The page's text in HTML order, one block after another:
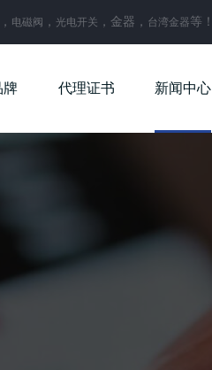
， 电磁阀 ， 光电开关 ，金器， 台湾金器等！
牌 代理证书 新闻中心